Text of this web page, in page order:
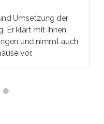
Umsetzung der
Er klärt mit Ihnen
und nimmt auch
vor.